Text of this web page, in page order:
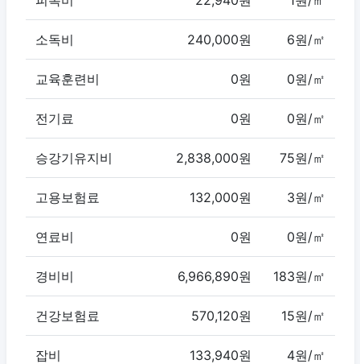
소독비 240,000원 6원/㎡
교육훈련비 0원 0원/㎡
전기료 0원 0원/㎡
승강기유지비 2,838,000원 75원/㎡
고용보험료 132,000원 3원/㎡
연료비 0원 0원/㎡
경비비 6,966,890원 183원/㎡
건강보험료 570,120원 15원/㎡
잡비 133,940원 4원/㎡